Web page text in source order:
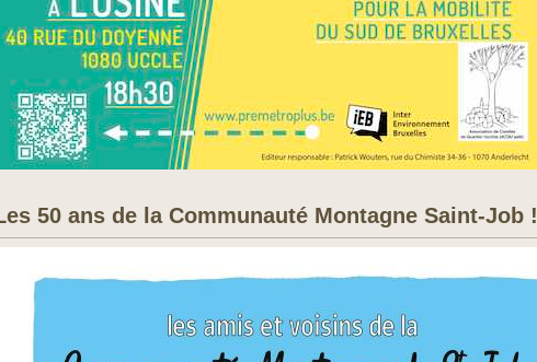
50 ans de la Communauté Montagne Saint-Job !